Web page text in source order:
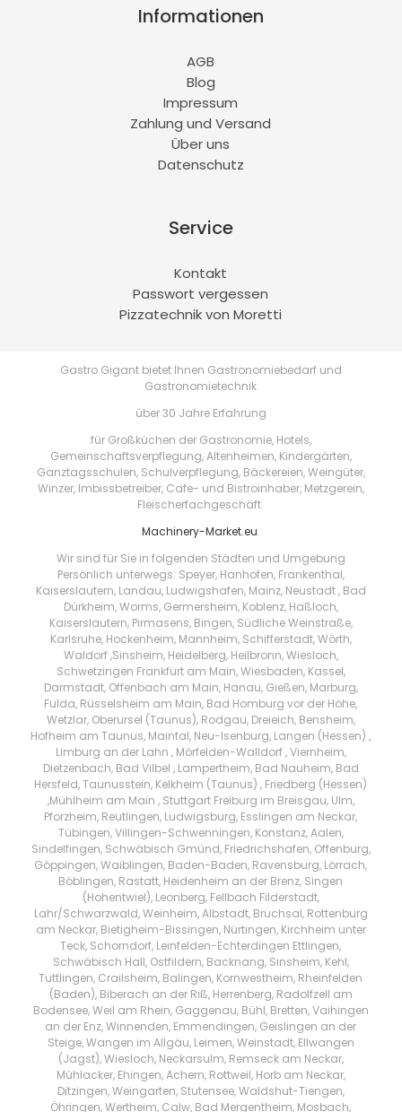
Informationen
AGB
Blog
Impressum
Zahlung und Versand
Über uns
Datenschutz
Service
Kontakt
Passwort vergessen
Pizzatechnik von Moretti
Gastro Gigant bietet Ihnen Gastronomiebedarf und
Gastronomietechnik
über 30 Jahre Erfahrung
für Großküchen der Gastronomie, Hotels,
Gemeinschaftsverpflegung, Altenheimen, Kindergärten,
Ganztagsschulen, Schulverpflegung, Bäckereien, Weingüter,
Winzer, Imbissbetreiber, Cafe- und Bistroinhaber, Metzgerein,
Fleischerfachgeschäft.
Machinery-Market.eu.
Wir sind für Sie in folgenden Städten und Umgebung
Persönlich unterwegs: Speyer, Hanhofen, Frankenthal,
Kaiserslautern, Landau, Ludwigshafen, Mainz, Neustadt , Bad
Dürkheim, Worms, Germersheim, Koblenz, Haßloch,
Kaiserslautern, Pirmasens, Bingen, Südliche Weinstraße,
Karlsruhe, Hockenheim, Mannheim, Schifferstadt, Wörth,
Waldorf ,Sinsheim, Heidelberg, Heilbronn, Wiesloch,
Schwetzingen Frankfurt am Main, Wiesbaden, Kassel,
Darmstadt, Offenbach am Main, Hanau, Gießen, Marburg,
Fulda, Rüsselsheim am Main, Bad Homburg vor der Höhe,
Wetzlar, Oberursel (Taunus), Rodgau, Dreieich, Bensheim,
Hofheim am Taunus, Maintal, Neu-Isenburg, Langen (Hessen) ,
Limburg an der Lahn , Mörfelden-Walldorf , Viernheim,
Dietzenbach, Bad Vilbel , Lampertheim, Bad Nauheim, Bad
Hersfeld, Taunusstein, Kelkheim (Taunus) , Friedberg (Hessen)
,Mühlheim am Main , Stuttgart Freiburg im Breisgau, Ulm,
Pforzheim, Reutlingen, Ludwigsburg, Esslingen am Neckar,
Tübingen, Villingen-Schwenningen, Konstanz, Aalen,
Sindelfingen, Schwäbisch Gmünd, Friedrichshafen, Offenburg,
Göppingen, Waiblingen, Baden-Baden, Ravensburg, Lörrach,
Böblingen, Rastatt, Heidenheim an der Brenz, Singen
(Hohentwiel), Leonberg, Fellbach Filderstadt,
Lahr/Schwarzwald, Weinheim, Albstadt, Bruchsal, Rottenburg
am Neckar, Bietigheim-Bissingen, Nürtingen, Kirchheim unter
Teck, Schorndorf, Leinfelden-Echterdingen Ettlingen,
Schwäbisch Hall, Ostfildern, Backnang, Sinsheim, Kehl,
Tuttlingen, Crailsheim, Balingen, Kornwestheim, Rheinfelden
(Baden), Biberach an der Riß, Herrenberg, Radolfzell am
Bodensee, Weil am Rhein, Gaggenau, Bühl, Bretten, Vaihingen
an der Enz, Winnenden, Emmendingen, Geislingen an der
Steige, Wangen im Allgäu, Leimen, Weinstadt, Ellwangen
(Jagst), Wiesloch, Neckarsulm, Remseck am Neckar,
Mühlacker, Ehingen, Achern, Rottweil, Horb am Neckar,
Ditzingen, Weingarten, Stutensee, Waldshut-Tiengen,
Öhringen, Wertheim, Calw, Bad Mergentheim, Mosbach,